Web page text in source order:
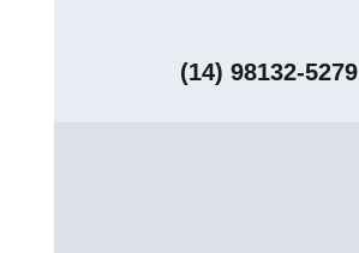
(14) 98132-5279